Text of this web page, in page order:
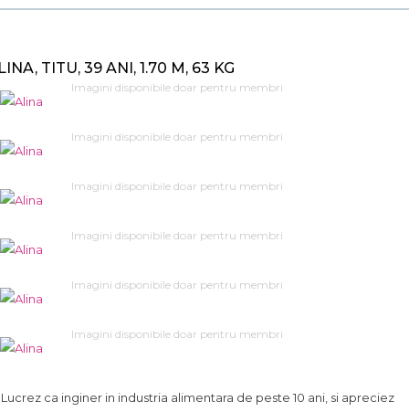
TITU, 39 ANI, 1.70 M, 63 KG
Imagini disponibile doar pentru membri
Imagini disponibile doar pentru membri
Imagini disponibile doar pentru membri
Imagini disponibile doar pentru membri
Imagini disponibile doar pentru membri
Imagini disponibile doar pentru membri
Lucrez ca inginer in industria alimentara de peste 10 ani, si apreciez